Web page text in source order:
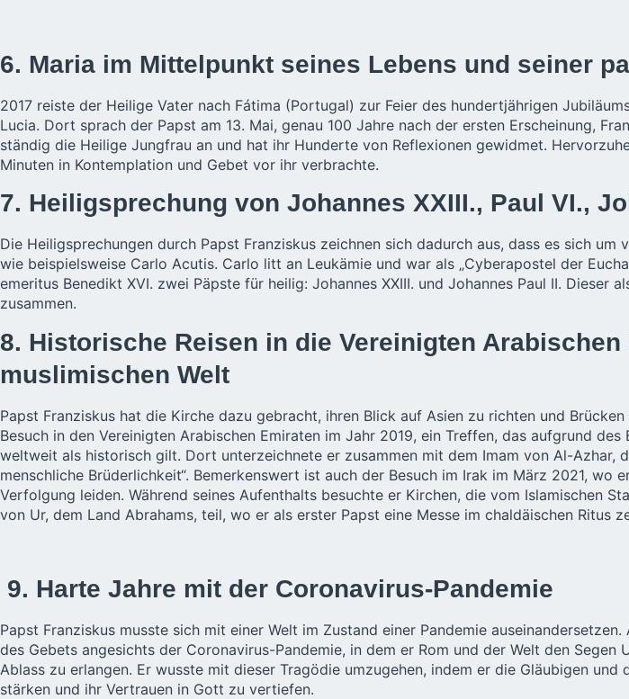
6. Maria im Mittelpunkt seines Lebens und seiner
2017 reiste der Heilige Vater nach Fátima (Portugal) zur Feier des hundertjährigen
Lucia. Dort sprach der Papst am 13. Mai, genau 100 Jahre nach der ersten Erscheinung,
ständig die Heilige Jungfrau an und hat ihr Hunderte von Reflexionen gewidmet.
Minuten in Kontemplation und Gebet vor ihr verbrachte.
7. Heiligsprechung von Johannes XXIII., Paul VI.,
Die Heiligsprechungen durch Papst Franziskus zeichnen sich dadurch aus, dass es sich
wie beispielsweise Carlo Acutis. Carlo litt an Leukämie und war als „Cyberapostel der
emeritus Benedikt XVI. zwei Päpste für heilig: Johannes XXIII. und Johannes Paul II.
zusammen.
8. Historische Reisen in die Vereinigten
muslimischen Welt
Papst Franziskus hat die Kirche dazu gebracht, ihren Blick auf Asien zu richten und
Besuch in den Vereinigten Arabischen Emiraten im Jahr 2019, ein Treffen, das aufgrund
weltweit als historisch gilt. Dort unterzeichnete er zusammen mit dem Imam von Al-Azhar,
menschliche Brüderlichkeit“. Bemerkenswert ist auch der Besuch im Irak im März 2021,
Verfolgung leiden. Während seines Aufenthalts besuchte er Kirchen, die vom Islamischen
von Ur, dem Land Abrahams, teil, wo er als erster Papst eine Messe im chaldäischen Ritus
9. Harte Jahre mit der Coronavirus-Pandemie
Papst Franziskus musste sich mit einer Welt im Zustand einer Pandemie
des Gebets angesichts der Coronavirus-Pandemie, in dem er Rom und der Welt den
Ablass zu erlangen. Er wusste mit dieser Tragödie umzugehen, indem er die Gläubigen
stärken und ihr Vertrauen in Gott zu vertiefen.